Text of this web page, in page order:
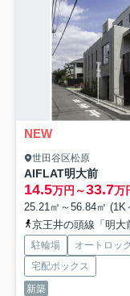
NEW
世田谷区松原
AIFLAT明大前
14.5万円～33.7万
25.21㎡～56.84㎡
京王井の頭線「明大
駐輪場 オートロック
宅配ボックス
新築